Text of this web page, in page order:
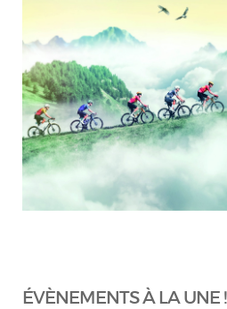
ÉVÈNEMENTS À LA UNE !